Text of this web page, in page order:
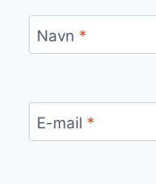
Navn *
E-mail *